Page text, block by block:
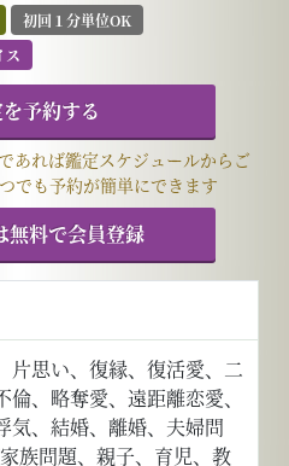
初回１分単位OK
ス
予約する
あれば鑑定スケジュールからご
でも予約が簡単にできます
無料で会員登録
片思い、復縁、復活愛、二
倫、略奪愛、遠距離恋愛、
気、結婚、離婚、夫婦問
族問題、親子、育児、教